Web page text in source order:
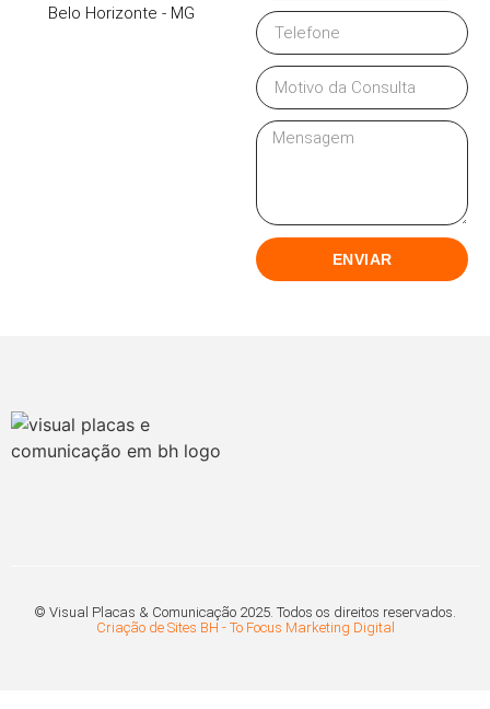
Belo Horizonte - MG
ENVIAR
© Visual Placas & Comunicação 2025. Todos os direitos reservados.
Criação de Sites BH - To Focus Marketing Digital